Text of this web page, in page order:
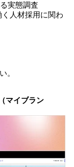
実態調査
人材採用に関わ
。
マイブラン